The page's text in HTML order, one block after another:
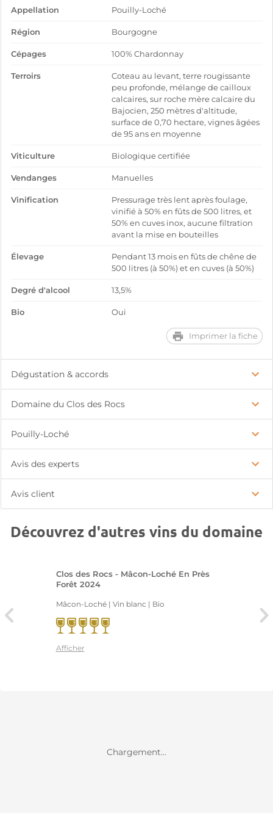
Appellation Pouilly-Loché
Région Bourgogne
Cépages 100% Chardonnay
Terroirs
Coteau au levant, terre rougissante
peu profonde, mélange de cailloux
calcaires, sur roche mère calcaire du
Bajocien, 250 mètres d'altitude,
surface de 0,70 hectare, vignes âgées
de 95 ans en moyenne
Viticulture Biologique certifiée
Vendanges Manuelles
Vinification
Pressurage très lent après foulage,
vinifié à 50% en fûts de 500 litres, et
50% en cuves inox, aucune filtration
avant la mise en bouteilles
Élevage
Pendant 13 mois en fûts de chêne de
500 litres (à 50%) et en cuves (à 50%)
Degré d'alcool 13,5%
Bio Oui
Imprimer la fiche
Dégustation & accords
Domaine du Clos des Rocs
Pouilly-Loché
Avis des experts
Avis client
Découvrez d'autres vins du domaine
Clos des Rocs - Mâcon-Loché En Près
Forêt 2024
Mâcon-Loché | Vin blanc | Bio
Afficher
Chargement...